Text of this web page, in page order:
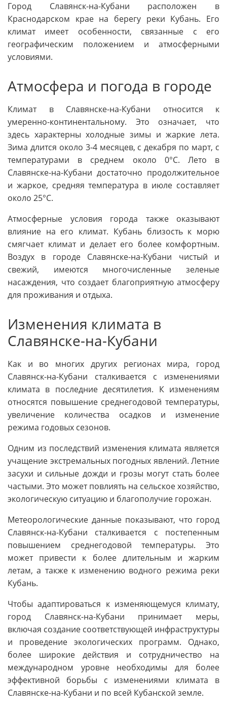
Город Славянск-на-Кубани расположен в
Краснодарском крае на берегу реки Кубань. Его
климат имеет особенности, связанные с его
географическим положением и атмосферными
условиями.
Атмосфера и погода в городе
Климат в Славянске-на-Кубани относится к
умеренно-континентальному. Это означает, что
здесь характерны холодные зимы и жаркие лета.
Зима длится около 3-4 месяцев, с декабря по март, с
температурами в среднем около 0°C. Лето в
Славянске-на-Кубани достаточно продолжительное
и жаркое, средняя температура в июле составляет
около 25°C.
Атмосферные условия города также оказывают
влияние на его климат. Кубань близость к морю
смягчает климат и делает его более комфортным.
Воздух в городе Славянске-на-Кубани чистый и
свежий, имеются многочисленные зеленые
насаждения, что создает благоприятную атмосферу
для проживания и отдыха.
Изменения климата в
Славянске-на-Кубани
Как и во многих других регионах мира, город
Славянск-на-Кубани сталкивается с изменениями
климата в последние десятилетия. К изменениям
относятся повышение среднегодовой температуры,
увеличение количества осадков и изменение
режима годовых сезонов.
Одним из последствий изменения климата является
учащение экстремальных погодных явлений. Летние
засухи и сильные дожди и грозы могут стать более
частыми. Это может повлиять на сельское хозяйство,
экологическую ситуацию и благополучие горожан.
Метеорологические данные показывают, что город
Славянск-на-Кубани сталкивается с постепенным
повышением среднегодовой температуры. Это
может привести к более длительным и жарким
летам, а также к изменению водного режима реки
Кубань.
Чтобы адаптироваться к изменяющемуся климату,
город Славянск-на-Кубани принимает меры,
включая создание соответствующей инфраструктуры
и проведение экологических программ. Однако,
более широкие действия и сотрудничество на
международном уровне необходимы для более
эффективной борьбы с изменениями климата в
Славянске-на-Кубани и по всей Кубанской земле.